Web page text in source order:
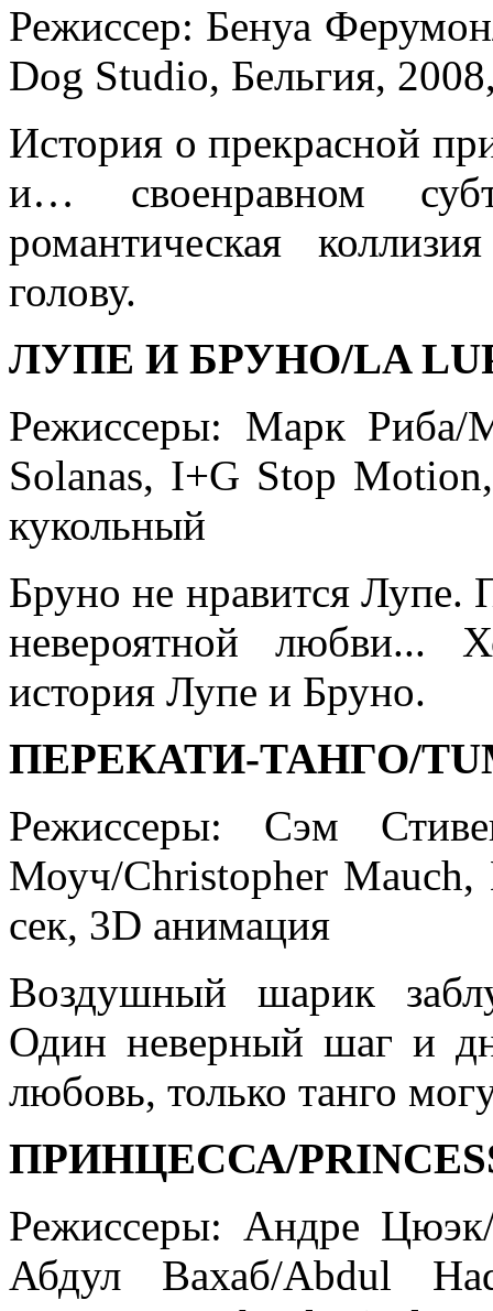
Режиссер: Бенуа
Dog Studio, Бельгия,
История о прекрасной
и… своенравном
романтическая
голову.
ЛУПЕ И БРУНО/LA
Режиссеры: Марк Риба/
Solanas, I+G Stop
кукольный
Бруно не нравится Лупе.
невероятной любви...
история Лупе и Бруно.
ПЕРЕКАТИ-ТАНГО/
Режиссеры: Сэм
Моуч/Christopher
сек, 3D анимация
Воздушный шарик
Один неверный шаг и
любовь, только танго
ПРИНЦЕССА/
Режиссеры: Андре
Абдул Вахаб/Abdul